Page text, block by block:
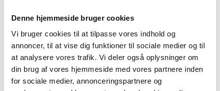
Denne hjemmeside bruger cookies
Vi bruger cookies til at tilpasse vores indhold og
annoncer, til at vise dig funktioner til sociale medier og til
at analysere vores trafik. Vi deler også oplysninger om
din brug af vores hjemmeside med vores partnere inden
for sociale medier, annonceringspartnere og
Meget velegnet til brug i kældre,
motionsfaciliteter, skadesservice,
omklædningsrum, afløb, containere,
campingvogne, gamle biler, skure mm.
Rigtig god effekt i og omkring toiletter,
svømmehaller mm. Kan også bruges til
lugtsanering af tekstiler.